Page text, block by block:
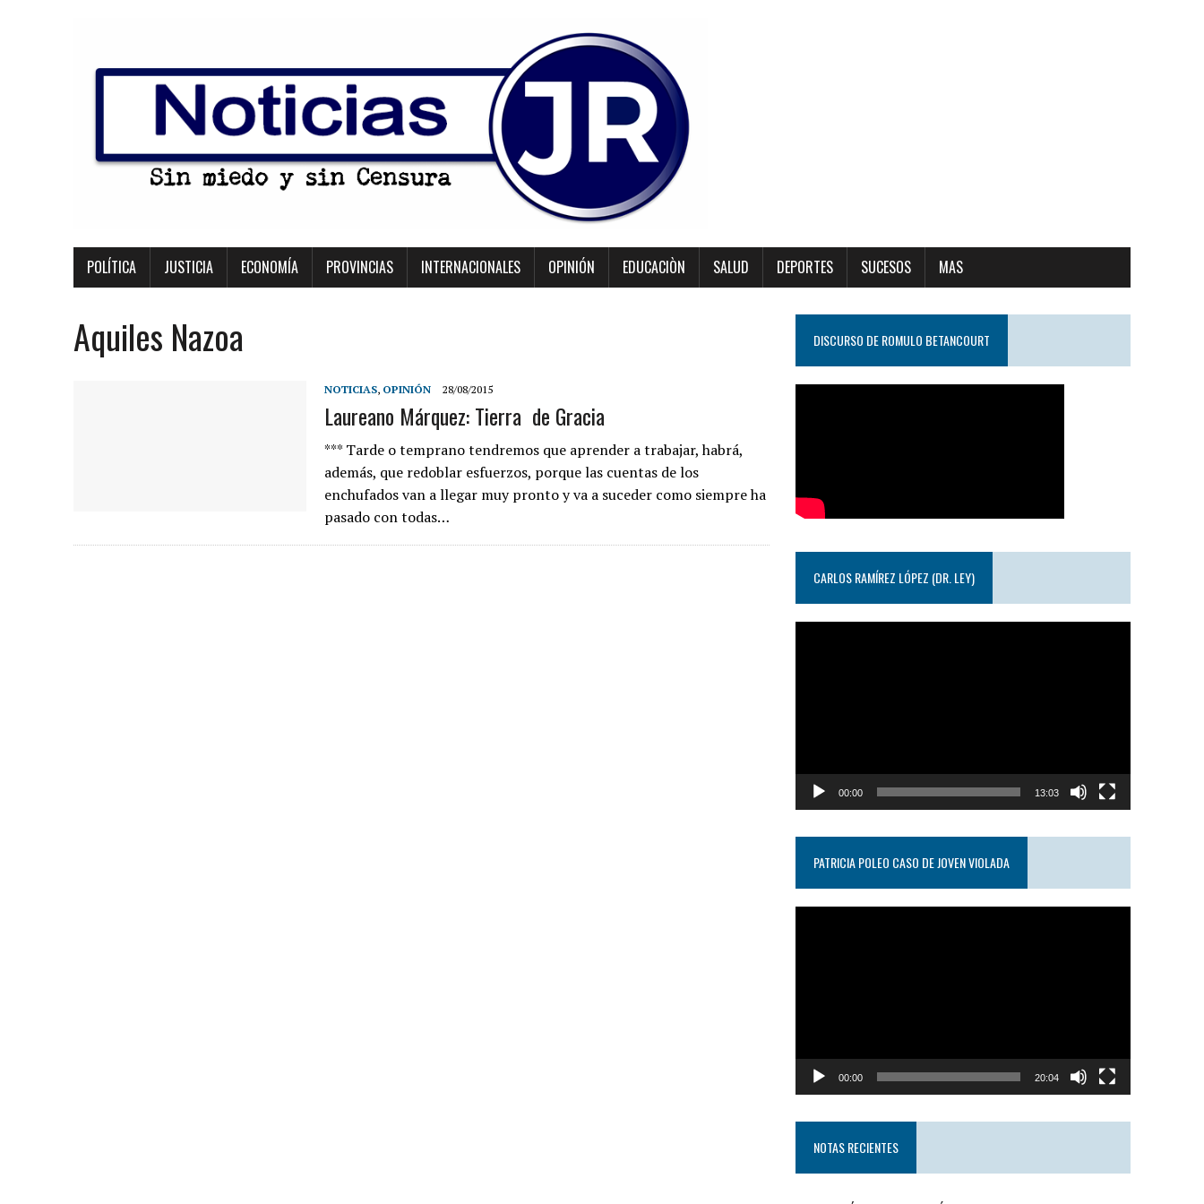
POLÍTICA JUSTICIA ECONOMÍA PROVINCIAS INTERNACIONALES OPINIÓN EDUCACIÒN SALUD DEPORTES SUCESOS MAS
Aquiles Nazoa
NOTICIAS, OPINIÓN 28/08/2015
Laureano Márquez: Tierra de Gracia
*** Tarde o temprano tendremos que aprender a trabajar, habrá,
además, que redoblar esfuerzos, porque las cuentas de los
enchufados van a llegar muy pronto y va a suceder como siempre ha
pasado con todas…
DISCURSO DE ROMULO BETANCOURT
CARLOS RAMÍREZ LÓPEZ (DR. LEY)
00:00 13:03
PATRICIA POLEO CASO DE JOVEN VIOLADA
00:00 20:04
NOTAS RECIENTES